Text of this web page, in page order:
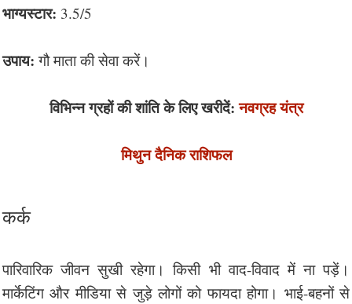
भाग्यस्टार: 3.5/5
उपाय: गौ माता की सेवा करें।
विभिन्न ग्रहों की शांति के लिए खरीदें:नवग्रह यंत्र
मिथुन दैनिक राशिफल
कर्क
पारिवारिक जीवन सुखी रहेगा। किसी भी वाद-विवाद में ना पड़ें।
मार्केटिंग और मीडिया से जुड़े लोगों को फायदा होगा। भाई-बहनों से